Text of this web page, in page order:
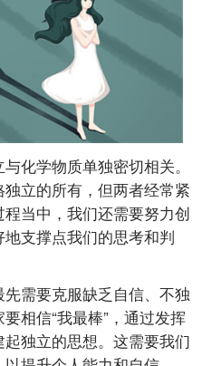
学物质单独密切相关。
立的所有，但两者经常紧
当中，我们还需要努力创
支撑点我们的思考和判
需要克服缺乏自信、不独
相信“我最棒”，通过发挥
独立的思想。这需要我们